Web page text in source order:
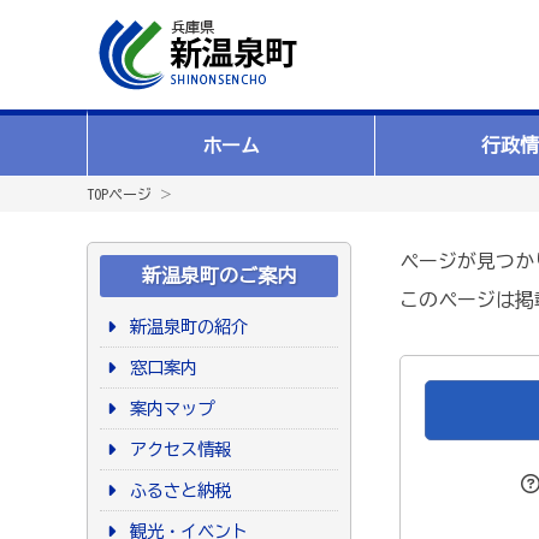
ホーム 行政
TOPページ ＞
新温泉町のご案内
新温泉町の紹介
窓口案内
案内マップ
アクセス情報
ふるさと納税
観光・イベント
ページが見つ
このページは